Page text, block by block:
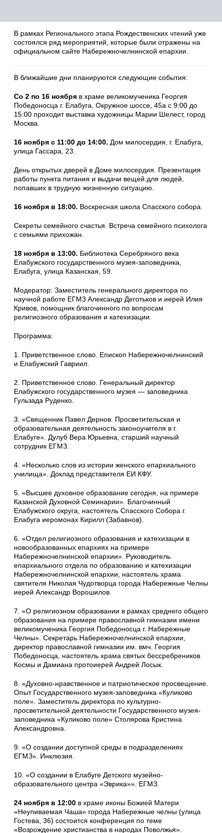
В рамках Регионального этапа Рождественских чтений уже
состоялся ряд мероприятий, которые были отражены на
официальном сайте Набережночелнинской епархии.
В ближайшие дни планируются следующие события:
Со 2 по 16 ноября в храме великомученика Георгия
Победоносца г. Елабуга, Окружное шоссе, 45а с 9:00 до
15:00 проходит выставка художницы Марии Шелест, город
Москва.
16 ноября с 11:00 до 14:00. Дом милосердия, г. Елабуга,
улица Гассара, 23.
День открытых дверей в Доме милосердия. Презентация
работы пункта питания и выдачи вещей для людей,
попавших в трудную жизненную ситуацию.
16 ноября в 18:00. Воскресная школа Спасского собора.
Секреты семейного счастья. Встреча семейного психолога
с семьями прихожан.
18 ноября в 13:00. Библиотека Серебряного века
Елабужского государственного музея-заповедника,
Елабуга, улица Казанская, 59.
Модератор: Заместитель генерального директора по
научной работе ЕГМЗ Александр Деготьков и иерей Илия
Кривов, помощник благочинного по вопросам
религиозного образования и катехизации.
Программа:
1. Приветственное слово. Епископ Набережночелнинский
и Елабужский Гавриил.
2. Приветственное слово. Генеральный директор
Елабужского государственного музея — заповедника
Гульзада Руденко.
3. «Священник Павел Дернов. Просветительская и
образовательная деятельность законоучителя в г.
Елабуге». Дулуб Вера Юрьевна, старший научный
сотрудник ЕГМЗ.
4. «Несколько слов из истории женского епархиального
училища». Доклад представителя ЕИ КФУ.
5. «Высшее духовное образование сегодня, на примере
Казанской Духовной Семинарии». Благочинный
Елабужского округа, настоятель Спасского Собора г.
Елабуга иеромонах Кирилл (Забавнов).
6. «Отдел религиозного образования и катехизации в
новообразованных епархиях на примере
Набережночелнинской епархии». Руководитель
епархиального отдела по образованию и катехизации
Набережночелнинской епархии, настоятель храма
святителя Николая Чудотворца города Набережные Челны
иерей Александр Ворошилов.
7. «О религиозном образовании в рамках среднего общего
образования на примере православной гимназии имени
великомученика Георгия Победоносца г. Набережные
Челны». Секретарь Набережночелнинской епархии,
директор православной гимназии им. вмч. Георгия
Победоносца, настоятель храма святых бессребреников
Космы и Дамиана протоиерей Андрей Лосык.
8. «Духовно-нравственное и патриотическое просвещение.
Опыт Государственного музея-заповедника «Куликово
поле». Заместитель директора по культурно-
просветительной деятельности Государственного музея-
заповедника «Куликово поле» Столярова Кристина
Александровна.
9. «О создании доступной среды в подразделениях
ЕГМЗ». Инклюзия.
10. «О создании в Елабуге Детского музейно-
образовательного центра «Эврика»». ЕГМЗ.
24 ноября в 12:00 в храме иконы Божией Матери
«Неупиваемая Чаша» города Набережные челны (улица
Гостева, 36) состоится конференция по теме
«Возрождение христианства в народах Поволжья».